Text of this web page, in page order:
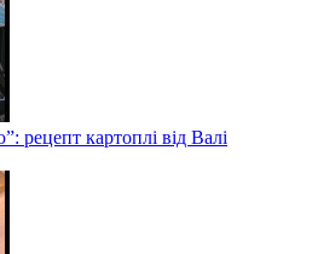
рецепт картоплі від Валі